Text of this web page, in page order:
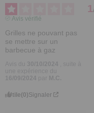
1
Avis vérifié
Grilles ne pouvant pas
se mettre sur un
barbecue à gaz
Utile(0)Signaler